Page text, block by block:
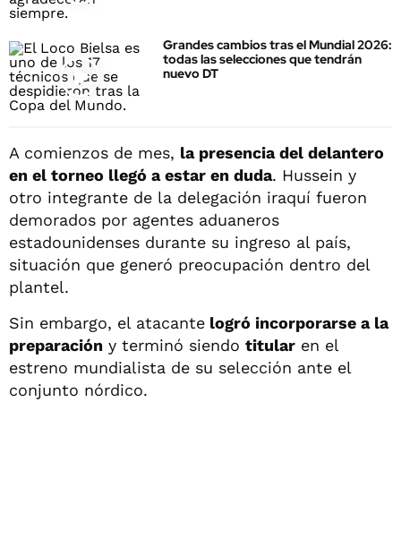
Grandes cambios tras el Mundial 2026:
todas las selecciones que tendrán
nuevo DT
A comienzos de mes, la presencia del delantero
en el torneo llegó a estar en duda. Hussein y
otro integrante de la delegación iraquí fueron
demorados por agentes aduaneros
estadounidenses durante su ingreso al país,
situación que generó preocupación dentro del
plantel.
Sin embargo, el atacante logró incorporarse a la
preparación y terminó siendo titular en el
estreno mundialista de su selección ante el
conjunto nórdico.